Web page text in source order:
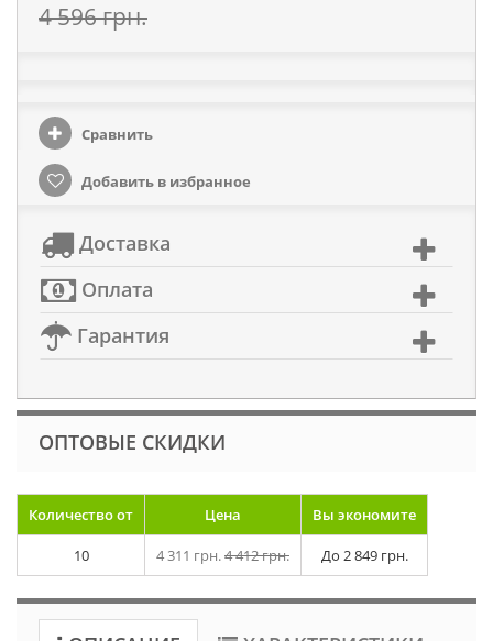
4 596 грн.
Сравнить
Добавить в избранное
Доставка
Оплата
Гарантия
ОПТОВЫЕ СКИДКИ
Количество от Цена Вы экономите
10 4 311 грн.4 412 грн. До 2 849 грн.